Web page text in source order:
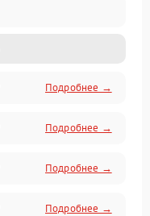
Подробнее →
Подробнее →
Подробнее →
Подробнее →